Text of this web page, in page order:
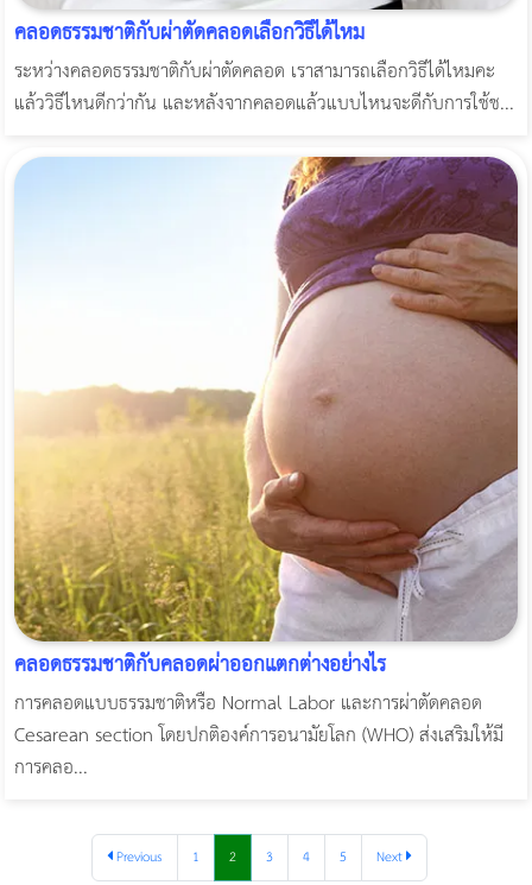
คลอดธรรมชาติกับผ่าตัดคลอดเลือกวิธีได้ไหม
ระหว่างคลอดธรรมชาติกับผ่าตัดคลอด เราสามารถเลือกวิธีได้ไหมคะ
แล้ววิธีไหนดีกว่ากัน และหลังจากคลอดแล้วแบบไหนจะดีกับการใช้ช...
คลอดธรรมชาติกับคลอดผ่าออกแตกต่างอย่างไร
การคลอดแบบธรรมชาติหรือ Normal Labor และการผ่าตัดคลอด
Cesarean section โดยปกติองค์การอนามัยโลก (WHO) ส่งเสริมให้มี
การคลอ...
Previous 1 2 3 4 5 Next